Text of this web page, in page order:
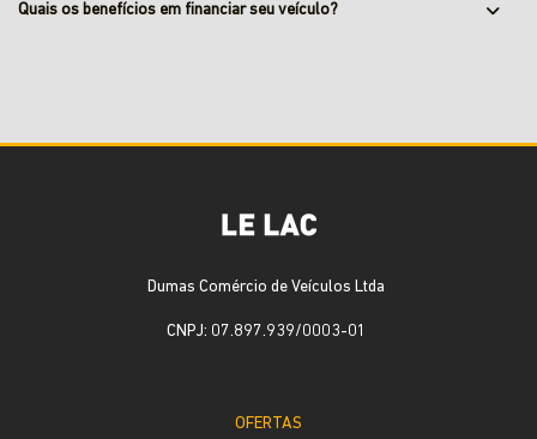
Quais os benefícios em financiar seu veículo?
Dumas Comércio de Veículos Ltda
CNPJ: 07.897.939/0003-01
OFERTAS